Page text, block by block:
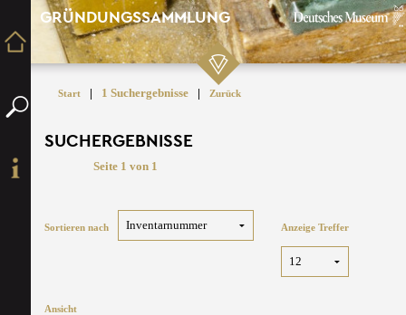
GRÜNDUNGSSAMMLUNG
Start | 1 Suchergebnisse | Zurück
SUCHERGEBNISSE
Seite 1 von 1
Sortieren nach Anzeige Treffer
Ansicht